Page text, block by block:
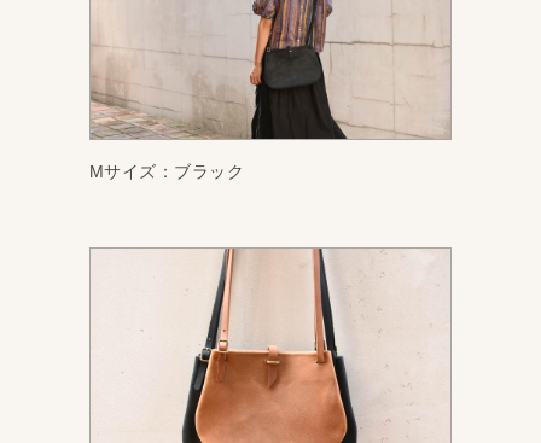
Mサイズ：ブラック